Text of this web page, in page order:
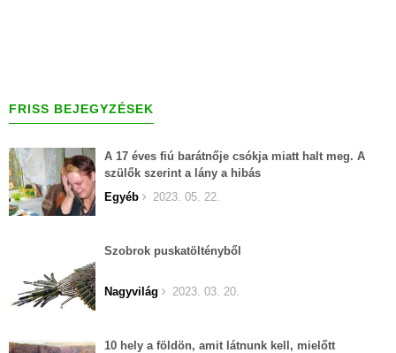
FRISS BEJEGYZÉSEK
A 17 éves fiú barátnője csókja miatt halt meg. A
szülők szerint a lány a hibás
Egyéb
2023. 05. 22.
Szobrok puskatöltényből
Nagyvilág 2023. 03. 20.
10 hely a földön, amit látnunk kell, mielőtt